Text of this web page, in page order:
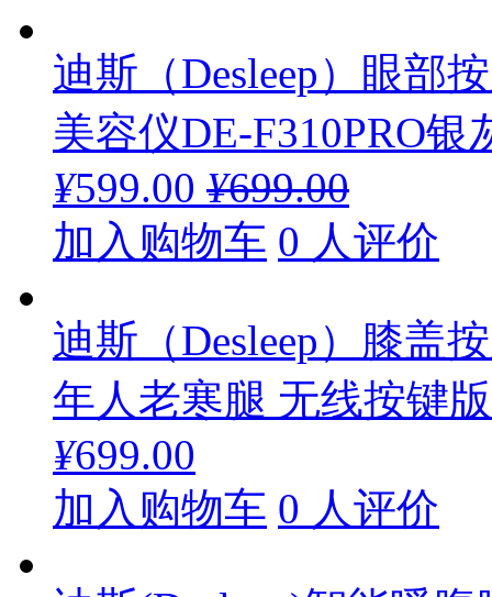
迪斯（Desleep）眼部
美容仪DE-F310PRO银
¥599.00 ¥699.00
加入购物车 0 人评价
迪斯（Desleep）膝盖
年人老寒腿 无线按键
¥699.00
加入购物车 0 人评价